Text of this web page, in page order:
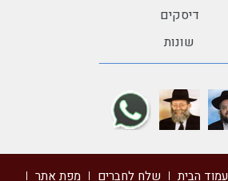
דיסקים
שונות
עמוד הבית שלח לחברים מפת אתר